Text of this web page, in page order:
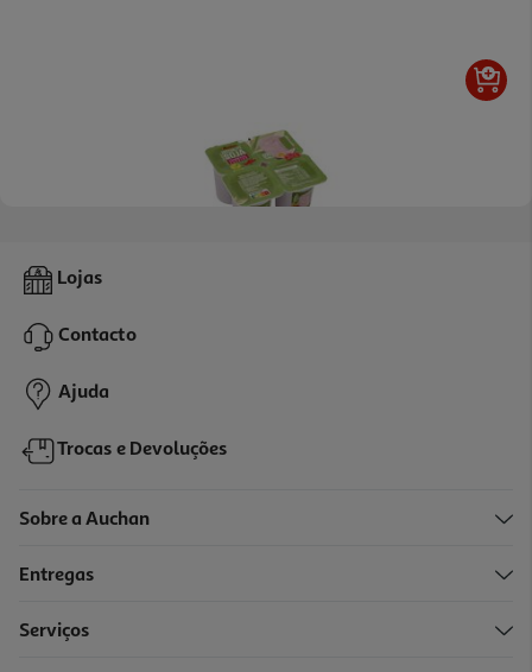
Preparado Auchan De Soja Framboesa E Maracujá 4x100g
1,69 €
Lojas
Contacto
Ajuda
Trocas e Devoluções
Sobre a Auchan
Entregas
Serviços